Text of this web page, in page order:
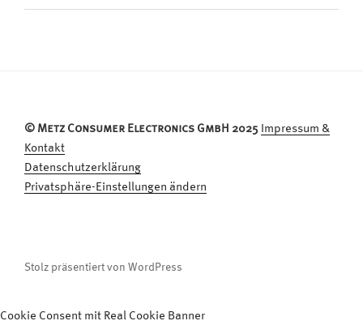
© Metz Consumer Electronics GmbH 2025 Impressum &
Kontakt
Datenschutzerklärung
Privatsphäre-Einstellungen ändern
Stolz präsentiert von WordPress
Cookie Consent mit Real Cookie Banner